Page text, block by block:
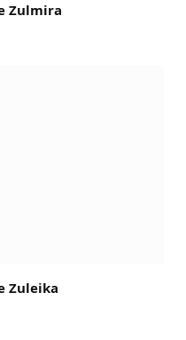
Zulmira
Zuleika